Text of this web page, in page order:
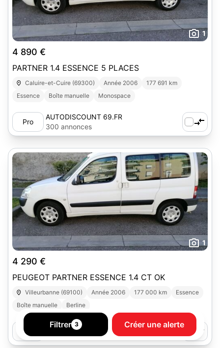
1
4 890 €
PARTNER 1.4 ESSENCE 5 PLACES
Caluire-et-Cuire (69300) Année 2006
177 691 km
Essence
Boîte manuelle Monospace
Pro
AUTODISCOUNT 69.FR
300 annonces
1
4 290 €
PEUGEOT PARTNER ESSENCE 1.4 CT OK
Villeurbanne (69100) Année 2006 177 000 km
Essence
Boîte manuelle
Berline
Pro
AUTODISCOUNT 69.FR
300 annonces
Filtrer 3 Créer une alerte